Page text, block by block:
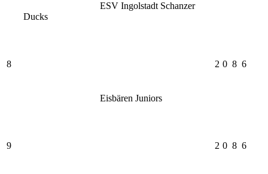
ESV Ingolstadt Schanzer
Ducks
8
Eisbären Juniors
2 0 8 6
9 2 0 8 6